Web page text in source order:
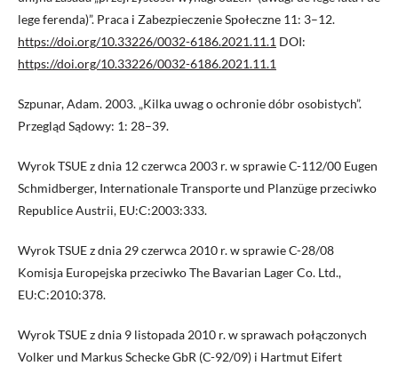
lege ferenda)”. Praca i Zabezpieczenie Społeczne 11: 3–12.
https://doi.org/10.33226/0032-6186.2021.11.1 DOI:
https://doi.org/10.33226/0032-6186.2021.11.1
Szpunar, Adam. 2003. „Kilka uwag o ochronie dóbr osobistych”.
Przegląd Sądowy: 1: 28–39.
Wyrok TSUE z dnia 12 czerwca 2003 r. w sprawie C-112/00 Eugen
Schmidberger, Internationale Transporte und Planzüge przeciwko
Republice Austrii, EU:C:2003:333.
Wyrok TSUE z dnia 29 czerwca 2010 r. w sprawie C-28/08
Komisja Europejska przeciwko The Bavarian Lager Co. Ltd.,
EU:C:2010:378.
Wyrok TSUE z dnia 9 listopada 2010 r. w sprawach połączonych
Volker und Markus Schecke GbR (C-92/09) i Hartmut Eifert